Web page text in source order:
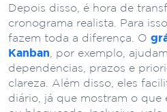
Depois disso, é hora de
cronograma realista. Para
fazem toda a diferença. O
Kanban , por exemplo,
dependências, prazos e
clareza. Além disso, eles
diário, já que mostram o que